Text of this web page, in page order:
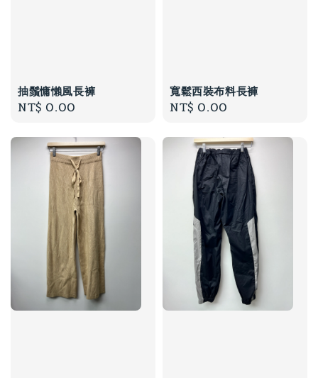
抽鬚慵懶風長褲
Regular
NT$ 0.00
寬鬆西裝布料長褲
Regular
NT$ 0.00